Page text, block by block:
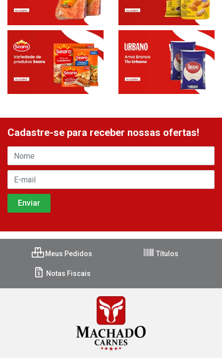
Cadastre-se para receber nossas ofertas!
Meus Pedidos Títulos
Notas Fiscais